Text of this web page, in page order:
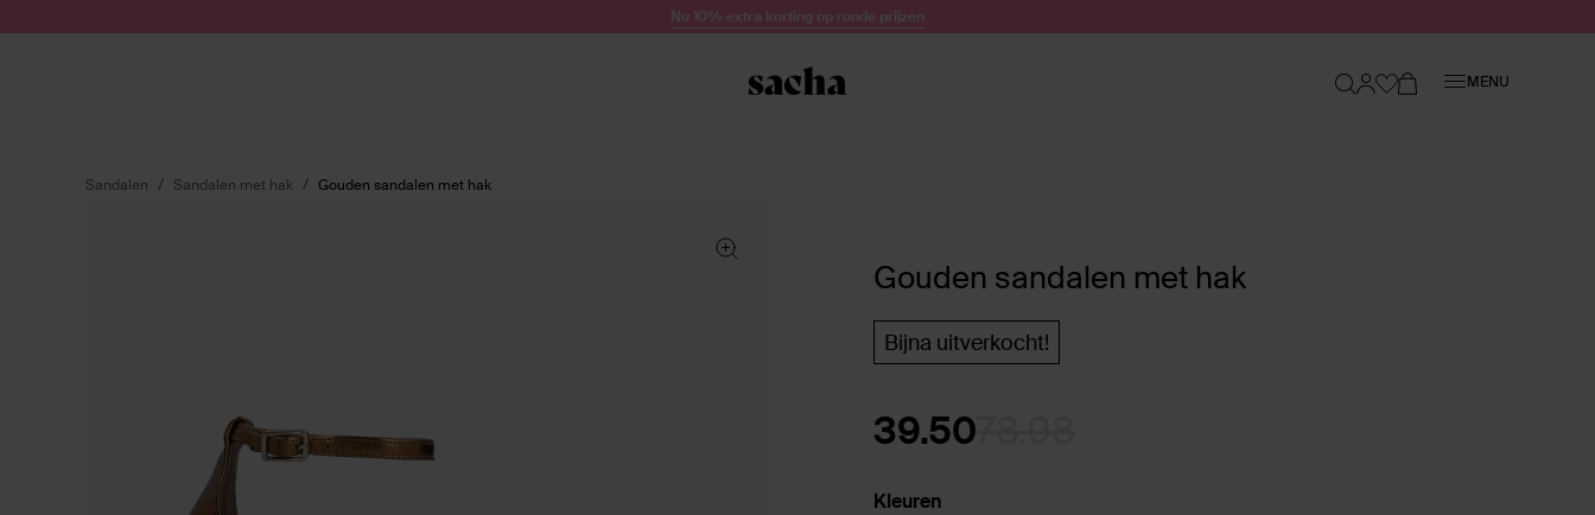
Nu 10% extra korting op ronde prijzen
MENU
Sandalen Sandalen met hak Gouden sandalen met hak
Gouden sandalen met hak
Bijna uitverkocht!
39.50
Kleuren